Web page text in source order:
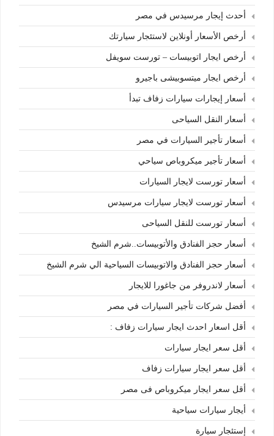
أحدث إيجار مرسيدس في مصر
أرخص الأسعار أونلاين لاستئجار سيارتك
أرخص ايجار اتوبيسات – تورست سويفل
أرخص ايجار ميتسوبيشى باجيرو
أسعار إيجارات سيارات زفاف تبدأ
أسعار النقل السياحى
أسعار تأجير السيارات في مصر
أسعار تأجير ميكروباص سياحي
أسعار تورست لايجار السيارات
أسعار تورست لايجار سيارات مرسيدس
أسعار تورست للنقل السياحى
أسعار حجز الفنادق والأتوبيسات..شرم الشيخ
أسعار حجز الفنادق والاتوبيسات السياحية الي شرم الشيخ
أسعار لاندروفر من جاغورا للايجار
أفضل شركات تأجير السيارات في مصر
أقل اسعار احدث ايجار سيارات زفاف :
أقل سعر ايجار سيارات
أقل سعر ايجار سيارات زفاف
أقل سعر ايجار ميكروباص فى مصر
أيجار سيارات سياحية
إستئجار سيارة